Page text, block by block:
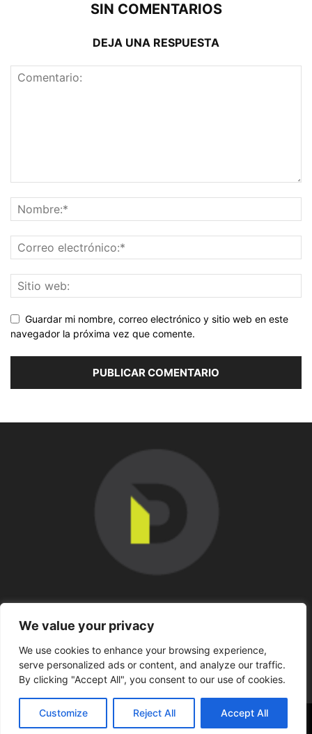
We value your privacy
We use cookies to enhance your browsing experience,
serve personalized ads or content, and analyze our traffic.
By clicking "Accept All", you consent to our use of cookies.
Customize Reject All Accept All
SIN COMENTARIOS
DEJA UNA RESPUESTA
Guardar mi nombre, correo electrónico y sitio web en este
navegador la próxima vez que comente.
SÍGUENOS